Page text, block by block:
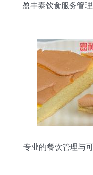
盈丰泰饮食服务管
专业的餐饮管理与